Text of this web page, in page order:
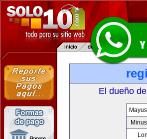
El dueño